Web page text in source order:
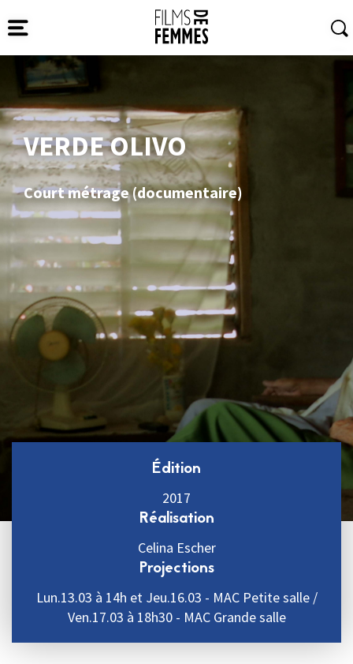
VERDE OLIVO
Court métrage (documentaire)
Édition
2017
Réalisation
Celina Escher
Projections
Lun.13.03 à 14h et Jeu.16.03 - MAC Petite salle /
Ven.17.03 à 18h30 - MAC Grande salle